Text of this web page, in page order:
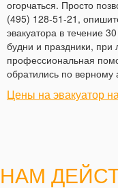
огорчаться. Просто
(495) 128-51-21,
эвакуатора в течение
будни и праздники,
профессиональная
обратились по верному
Цены на эвакуатор
НАМ